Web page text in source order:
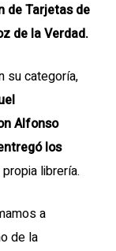
de Tarjetas de
de la Verdad.
su categoría,
Alfonso
los
librería.
a
de la